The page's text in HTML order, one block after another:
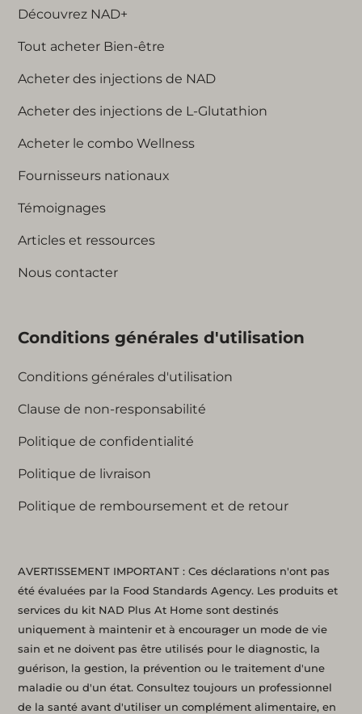
AVERTISSEMENT IMPORTANT : Ces déclarations n'ont pas
été évaluées par la Food Standards Agency. Les produits et
services du kit NAD Plus At Home sont destinés
uniquement à maintenir et à encourager un mode de vie
sain et ne doivent pas être utilisés pour le diagnostic, la
guérison, la gestion, la prévention ou le traitement d'une
maladie ou d'un état. Consultez toujours un professionnel
de la santé avant d'utiliser un complément alimentaire, en
Découvrez NAD+
Tout acheter Bien-être
Acheter des injections de NAD
Acheter des injections de L-Glutathion
Acheter le combo Wellness
Fournisseurs nationaux
Témoignages
Articles et ressources
Nous contacter
Conditions générales d'utilisation
Conditions générales d'utilisation
Clause de non-responsabilité
Politique de confidentialité
Politique de livraison
Politique de remboursement et de retour